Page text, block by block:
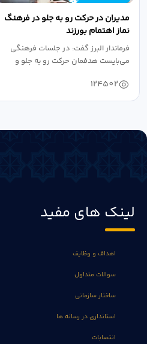
مدیران در حرکت رو به جلو در فرهنگ
نماز اهتمام بورزند
فرماندار البرز گفت: در جلسات فرهنگی
می‌بایست هدفمان حرکت رو به جلو و
124502
لینک های مفید
اهداف و وظایف
سوالات متداول
ساختار سازمانی
استانداری در رسانه ها
انتصابات